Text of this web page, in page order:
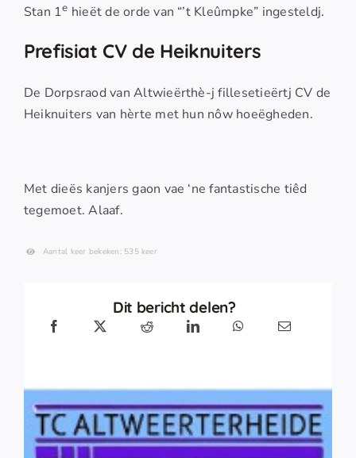
Stan 1e hieët de orde van “’t Kleûmpke” ingesteldj.
Prefisiat CV de Heiknuiters
De Dorpsraod van Altwieërthè-j fillesetieërtj CV de
Heiknuiters van hèrte met hun nôw hoeëgheden.
Met dieës kanjers gaon vae ‘ne fantastische tiêd
tegemoet. Alaaf.
Aantal keer bekeken: 535 keer
Dit bericht delen?